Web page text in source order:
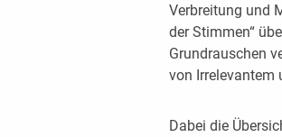
Verbreitung und
der Stimmen“
Grundrauschen
von Irrelevantem
Dabei die